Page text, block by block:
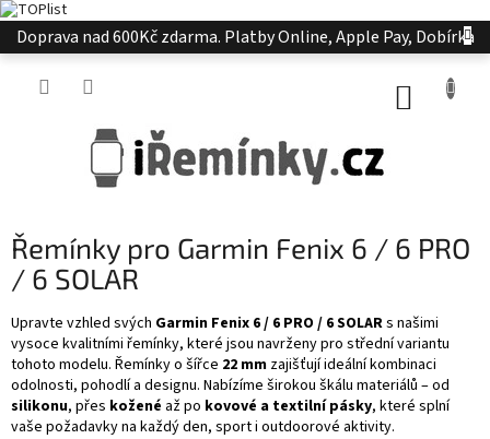
Přejít
na
Doprava nad 600Kč zdarma. Platby Online, Apple Pay, Dobírka
Řemínky pro Garmin Fenix 6 / 6 PRO
/ 6 SOLAR
Upravte vzhled svých Garmin Fenix 6 / 6 PRO / 6 SOLARs našimi
vysoce kvalitními řemínky, které jsou navrženy pro střední variantu
tohoto modelu. Řemínky o šířce 22 mm zajišťují ideální kombinaci
odolnosti, pohodlí a designu. Nabízíme širokou škálu materiálů – od
silikonu, přes kožené až po kovové a textilní pásky, které splní
vaše požadavky na každý den, sport i outdoorové aktivity.